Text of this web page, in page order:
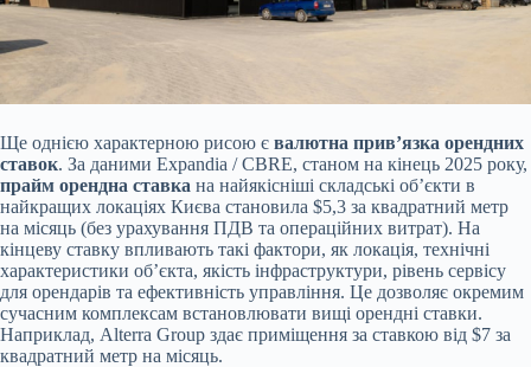
Ще однією характерною рисою є валютна прив’язка орендних
ставок. За даними Expandia / CBRE, станом на кінець 2025 року,
прайм орендна ставка на найякісніші складські об’єкти в
найкращих локаціях Києва становила $5,3 за квадратний метр
на місяць (без урахування ПДВ та операційних витрат). На
кінцеву ставку впливають такі фактори, як локація, технічні
характеристики об’єкта, якість інфраструктури, рівень сервісу
для орендарів та ефективність управління. Це дозволяє окремим
сучасним комплексам встановлювати вищі орендні ставки.
Наприклад, Alterra Group здає приміщення за ставкою від $7 за
квадратний метр на місяць.